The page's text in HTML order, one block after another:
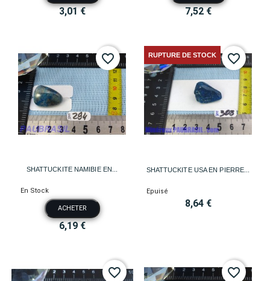
3,01 € 7,52 €
SHATTUCKITE NAMIBIE EN...
En Stock
ACHETER
6,19 €
favorite_border
SHATTUCKITE USA EN PIERRE...
Epuisé
8,64 €
RUPTURE DE STOCK favorite_border
favorite_border favorite_border